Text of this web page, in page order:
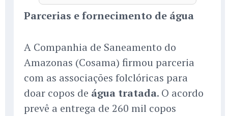
Parcerias e fornecimento de água
A Companhia de Saneamento do
Amazonas (Cosama) firmou parceria
com as associações folclóricas para
doar copos de água tratada. O acordo
prevê a entrega de 260 mil copos